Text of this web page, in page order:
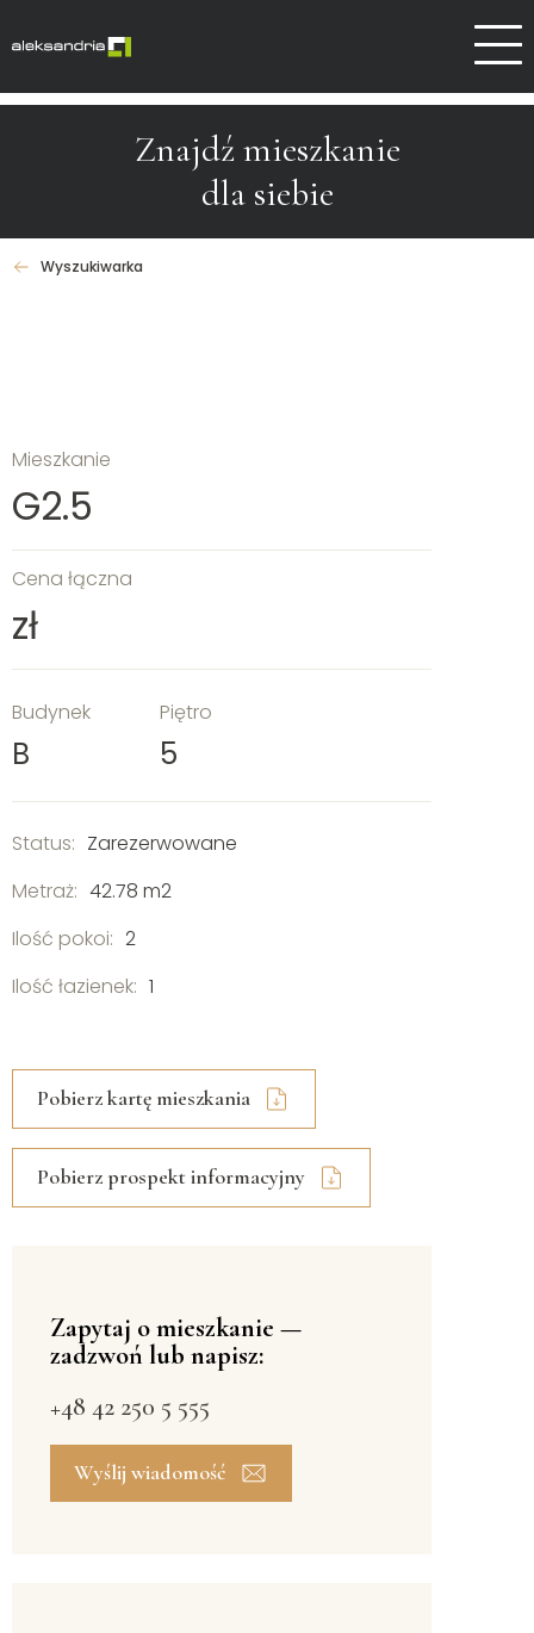
Znajdź mieszkanie
dla siebie
Wyszukiwarka
Mieszkanie
G2.5
Cena łączna
zł
Budynek
B
Piętro
5
Status: Zarezerwowane
Metraż: 42.78 m2
Ilość pokoi: 2
Ilość łazienek: 1
Pobierz kartę mieszkania
Pobierz prospekt informacyjny
Zapytaj o mieszkanie —
zadzwoń lub napisz:
+48 42 250 5 555
Wyślij wiadomość